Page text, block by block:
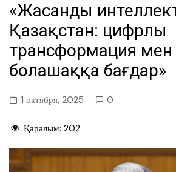
«Жасанды интеллект
Қазақстан: цифрлы
трансформация мен
болашаққа бағдар»
1 октября, 2025 0
Қаралым: 202